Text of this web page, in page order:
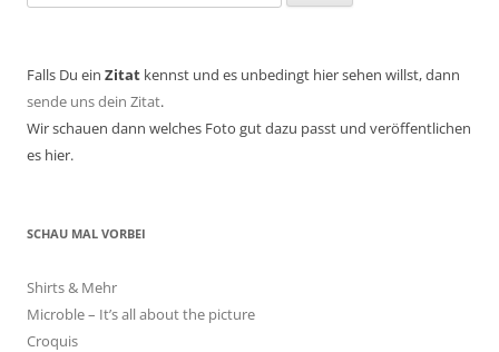
nach:
Falls Du ein Zitat kennst und es unbedingt hier sehen willst, dann
sende uns dein Zitat.
Wir schauen dann welches Foto gut dazu passt und veröffentlichen
es hier.
SCHAU MAL VORBEI
Shirts & Mehr
Microble – It’s all about the picture
Croquis